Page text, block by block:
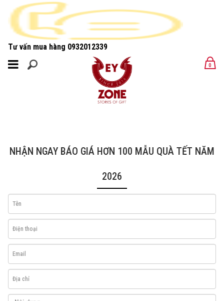
Tư vấn mua hàng 0932012339
MENU 0
NHẬN NGAY BÁO GIÁ HƠN 100 MẪU QUÀ TẾT NĂM
2026